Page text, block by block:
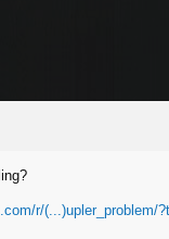
r/(...)upler_problem/